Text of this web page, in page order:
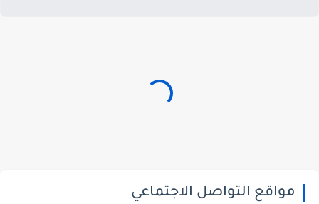
مواقع التواصل الاجتماعي